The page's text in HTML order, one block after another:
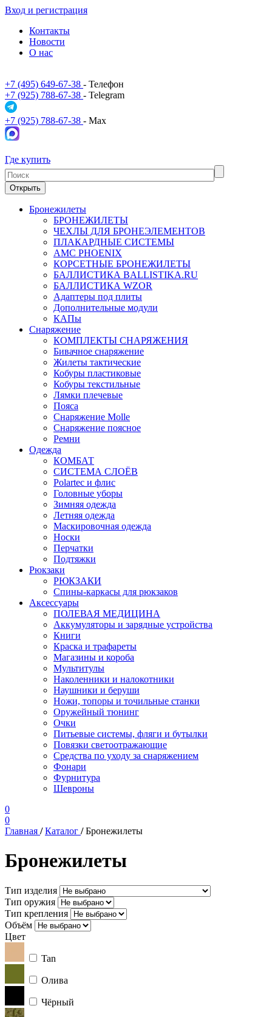
Вход и регистрация
Контакты
Новости
О нас
+7 (495) 649-67-38 - Телефон
+7 (925) 788-67-38 - Telegram
+7 (925) 788-67-38 - Max
Где купить
Открыть
Бронежилеты
БРОНЕЖИЛЕТЫ
ЧЕХЛЫ ДЛЯ БРОНЕЭЛЕМЕНТОВ
ПЛАКАРДНЫЕ СИСТЕМЫ
АМС PHOENIX
КОРСЕТНЫЕ БРОНЕЖИЛЕТЫ
БАЛЛИСТИКА BALLISTIKA.RU
БАЛЛИСТИКА WZOR
Адаптеры под плиты
Дополнительные модули
КАПы
Снаряжение
КОМПЛЕКТЫ СНАРЯЖЕНИЯ
Бивачное снаряжение
Жилеты тактические
Кобуры пластиковые
Кобуры текстильные
Лямки плечевые
Пояса
Снаряжение Molle
Снаряжение поясное
Ремни
Одежда
КОМБАТ
СИСТЕМА СЛОЁВ
Polartec и флис
Головные уборы
Зимняя одежда
Летняя одежда
Маскировочная одежда
Носки
Перчатки
Подтяжки
Рюкзаки
РЮКЗАКИ
Спины-каркасы для рюкзаков
Аксессуары
ПОЛЕВАЯ МЕДИЦИНА
Аккумуляторы и зарядные устройства
Книги
Краска и трафареты
Магазины и короба
Мультитулы
Наколенники и налокотники
Наушники и беруши
Ножи, топоры и точильные станки
Оружейный тюнинг
Очки
Питьевые системы, фляги и бутылки
Повязки светоотражающие
Средства по уходу за снаряжением
Фонари
Фурнитура
Шевроны
0
0
Главная / Каталог / Бронежилеты
Бронежилеты
Тип изделия
Тип оружия
Тип крепления
Объём
Цвет
Tan
Олива
Чёрный